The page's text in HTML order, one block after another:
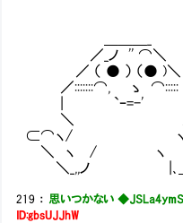
／_ノ '' ⌒＼
／ （ ● ） （● )＼
／:::::::⌒, ゝ ⌒::::: ＼
| `ｰ=-'
＼
⊂⌒ヽ/ ヽ /
＼ ヽ /
＼_,,ノ |､＿
219 ： 思いつかない
ID:gbsUJJhW